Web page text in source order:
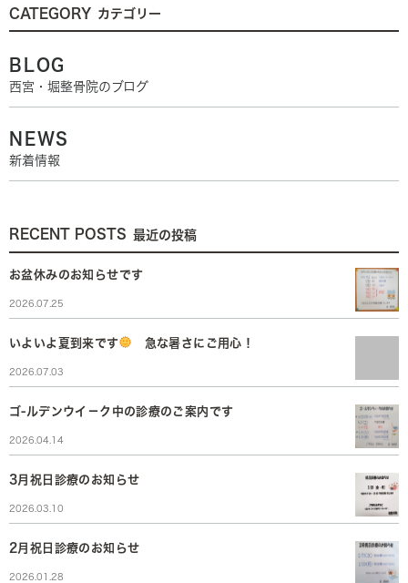
CATEGORY カテゴリー
BLOG
西宮・堀整骨院のブログ
NEWS
新着情報
RECENT POSTS 最近の投稿
お盆休みのお知らせです
2026.07.25
いよいよ夏到来です 急な暑さにご用心！
2026.07.03
ゴ-ルデンウイ－ク中の診療のご案内です
2026.04.14
3月祝日診療のお知らせ
2026.03.10
2月祝日診療のお知らせ
2026.01.28